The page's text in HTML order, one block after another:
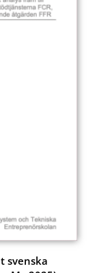
svenska